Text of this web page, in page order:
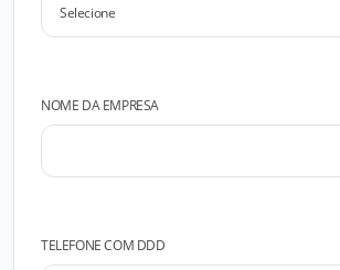
NOME DA EMPRESA
TELEFONE COM DDD